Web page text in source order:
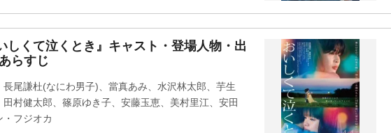
しくて泣くとき』キャスト・登場人物・出
らすじ
長尾謙杜(なにわ男子)、當真あみ、水沢林太郎、芋生
田村健太郎、篠原ゆき子、安藤玉恵、美村里江、安田
フジオカ